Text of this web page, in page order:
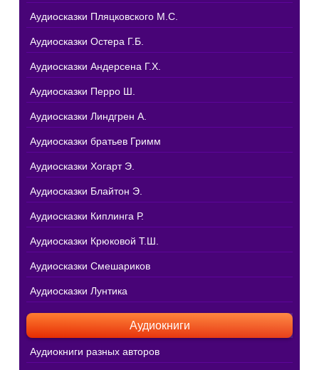
Аудиосказки Пляцковского М.С.
Аудиосказки Остера Г.Б.
Аудиосказки Андерсена Г.Х.
Аудиосказки Перро Ш.
Аудиосказки Линдгрен А.
Аудиосказки братьев Гримм
Аудиосказки Хогарт Э.
Аудиосказки Блайтон Э.
Аудиосказки Киплинга Р.
Аудиосказки Крюковой Т.Ш.
Аудиосказки Смешариков
Аудиосказки Лунтика
Аудиокниги
Аудиокниги разных авторов